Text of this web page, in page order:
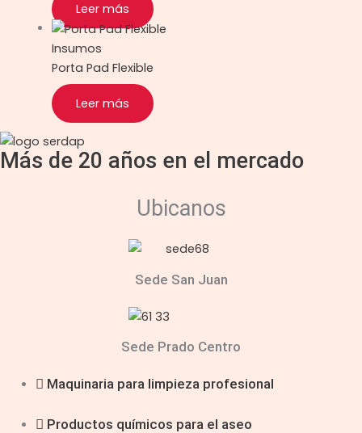
Leer más
Insumos
Porta Pad Flexible
Leer más
Más de 20 años en el mercado
Ubicanos
Sede San Juan
Sede Prado Centro
Maquinaria para limpieza profesional
Productos químicos para el aseo